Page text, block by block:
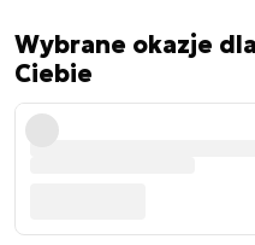
Wybrane okazje dla
Ciebie